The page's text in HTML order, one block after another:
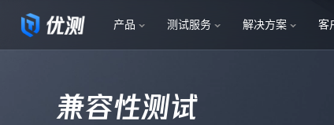
产品 测试服务 解决方案 客
兼容性测试